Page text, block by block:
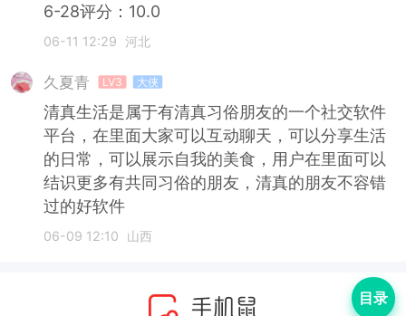
6-28评分：10.0
06-11 12:29 河北
久夏青 LV3 大侠
清真生活是属于有清真习俗朋友的一个社交软件
平台，在里面大家可以互动聊天，可以分享生活
的日常，可以展示自我的美食，用户在里面可以
结识更多有共同习俗的朋友，清真的朋友不容错
过的好软件
06-09 12:10 山西
目录